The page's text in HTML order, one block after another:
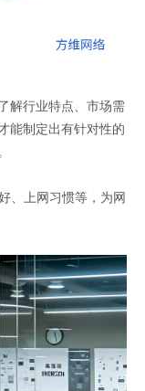
解行业特点、市场需
能制定出有针对性的
、上网习惯等，为网